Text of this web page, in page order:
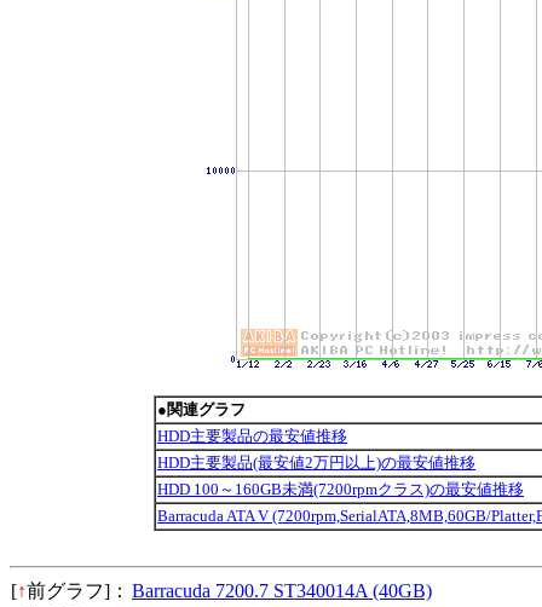
●関連グラフ
HDD主要製品の最安値推移
HDD主要製品(最安値2万円以上)の最安値推移
HDD 100～160GB未満(7200rpmクラス)の最安値推移
Barracuda ATA V (7200rpm,SerialATA,8MB,60GB/
[↑前グラフ]： Barracuda 7200.7 ST340014A (40GB)